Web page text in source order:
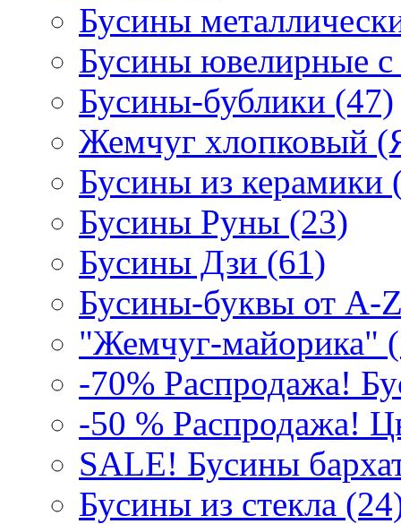
Бусины
Бусины ювелирные
Бусины-бублики (47)
Жемчуг хлопковый
Бусины из керамики
Бусины Руны (23)
Бусины Дзи (61)
Бусины-буквы от A-
"Жемчуг-майорика"
-70% Распродажа!
-50 % Распродажа!
SALE! Бусины
Бусины из стекла